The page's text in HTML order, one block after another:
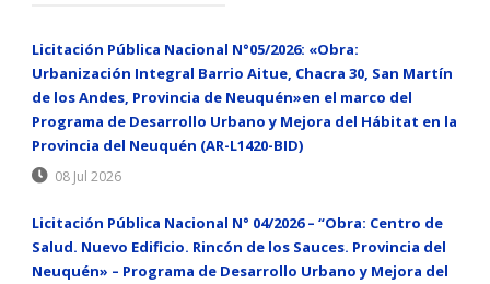
Licitación Pública Nacional N°05/2026: «Obra:
Urbanización Integral Barrio Aitue, Chacra 30, San Martín
de los Andes, Provincia de Neuquén»en el marco del
Programa de Desarrollo Urbano y Mejora del Hábitat en la
Provincia del Neuquén (AR-L1420-BID)
08 Jul 2026
Licitación Pública Nacional N° 04/2026 – “Obra: Centro de
Salud. Nuevo Edificio. Rincón de los Sauces. Provincia del
Neuquén» – Programa de Desarrollo Urbano y Mejora del